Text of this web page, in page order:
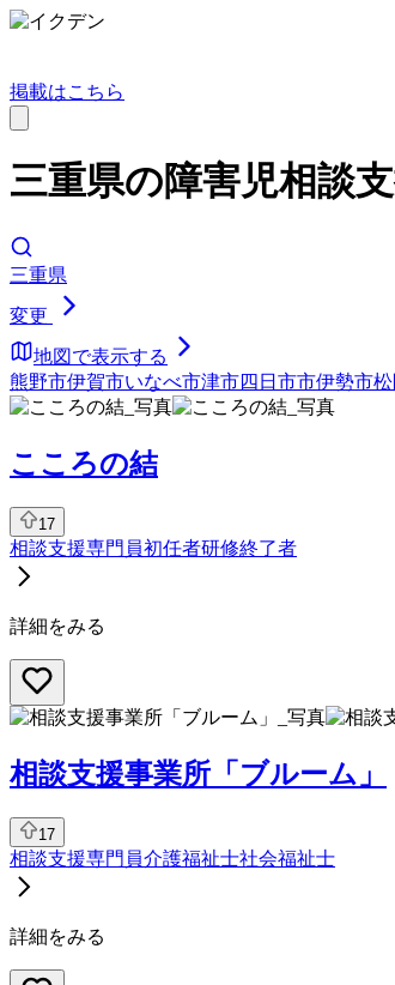
掲載はこちら
三重県の障害児相談
三重県
変更
地図で表示する
熊野市伊賀市いなべ市津市四日市市伊勢市
こころの結
17
相談支援専門員初任者研修終了者
詳細をみる
相談支援事業所「ブルーム」
17
相談支援専門員介護福祉士社会福祉士
詳細をみる